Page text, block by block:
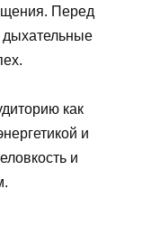
Перед
как
и
и